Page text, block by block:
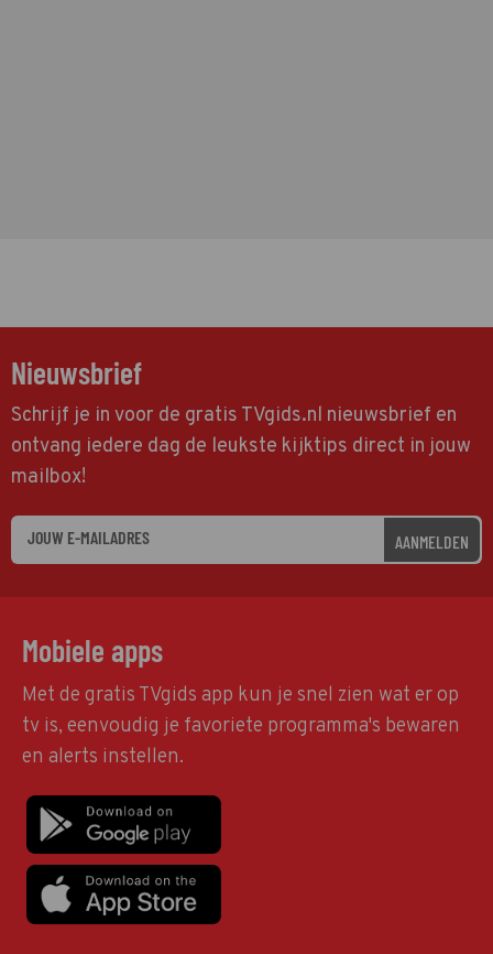
Nieuwsbrief
Schrijf je in voor de gratis TVgids.nl nieuwsbrief en
ontvang iedere dag de leukste kijktips direct in jouw
mailbox!
AANMELDEN
Mobiele apps
Met de gratis TVgids app kun je snel zien wat er op
tv is, eenvoudig je favoriete programma's bewaren
en alerts instellen.